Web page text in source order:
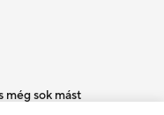
még sok mást